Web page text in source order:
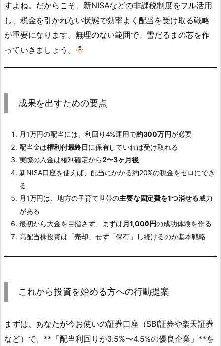
すよね。だからこそ、新NISAなどの非課税制度をフル活用
し、税金を引かれない状態で効率よく配当を受け取る戦略
が重要になります。無理のない範囲で、雪だるまの芯を作
っていきましょう。
成果を出すための要点
月1万円の配当には、利回り4%運用で約300万円が必要
配当金は権利付最終日に保有していれば受け取れる
実際の入金は権利確定から2〜3ヶ月後
新NISA口座を使えば、配当にかかる約20%の税金をゼロにでき
る
月1万円は、地方の子育て世帯の主要な固定費を1つ消せる威力
がある
最初から大金を目指さず、まずは 月1,000円の成功体験を作る
高配当株投資は「売却」せず「保有」し続けるのが基本戦略
これから投資を始める方への行動提案
まずは、あなたが今お使いの証券口座（SBI証券や楽天証券
など）で、**「配当利回りが3.5%〜4.5%の優良企業」**を